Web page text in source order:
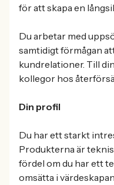
för att skapa en
Du arbetar med
samtidigt förmågan
kundrelationer. Till
kollegor hos
Din profil
Du har ett starkt
Produkterna är
fördel om du har ett
omsätta i